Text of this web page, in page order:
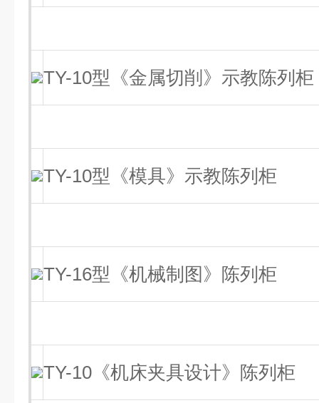
TY-10型《金属切削》示教陈列柜
TY-10型《模具》示教陈列柜
TY-16型《机械制图》陈列柜
TY-10《机床夹具设计》陈列柜